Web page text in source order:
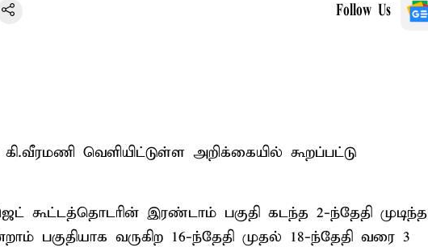
Follow Us
வெளியிட்டுள்ள அறிக்கையில் கூறப்பட்டு
கூட்டத்தொடரின் இரண்டாம் பகுதி கடந்த 2-ந்தேதி முடிந்த
பகுதியாக வருகிற 16-ந்தேதி முதல் 18-ந்தேதி வரை 3